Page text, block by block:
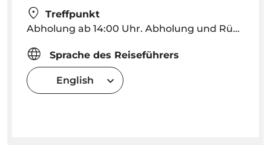
Treffpunkt
Abholung ab 14:00 Uhr. Abholung und Rückgabe in Funchal, Caniço (bitte erfragen Sie andere Standorte).
Sprache des Reiseführers
English